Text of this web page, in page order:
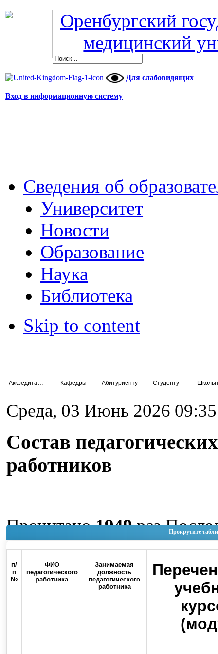
Оренбургский
медицинский
Для слабовидящих
Вход в информационную систему
Сведения об
Университет
Новости
Образование
Наука
Библиотека
Skip to content
Кафедры Абитуриенту Студенту
Среда, 03 Июнь 2026 09:35
Состав педагогических
работников
Прокрутите
п/
п
№
ФИО
педагогического
работника
Занимаемая
должность
педагогического
работника
Прочитано1949раз
изменение Четверг, 04
11:34
Наверх